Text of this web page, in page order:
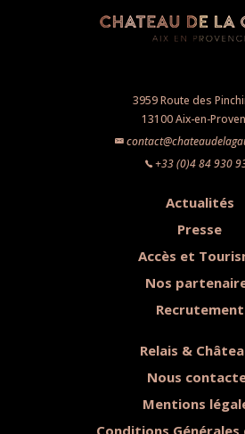
3959 Route des
13100 Aix-en-
+33 (0)4 84 930
Actualités
Presse
Accès et
Nos
Recrutement
Relais &
Nous
Mentions
Conditions Générales